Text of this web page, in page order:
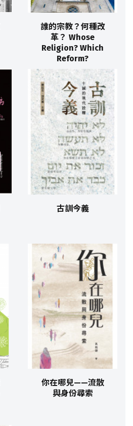
誰的宗教？何種改
革？ Whose
Religion? Which
Reform?
古訓今義
你在哪兒——流散
與身份尋索